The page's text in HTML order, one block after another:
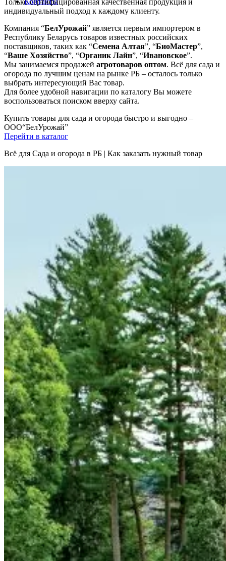
Только сертифицированная качественная продукция и
индивидуальный подход к каждому клиенту.
Компания “БелУрожай” является первым импортером в
Республику Беларусь товаров известных российских
поставщиков, таких как “Семена Алтая”, “БиоМастер”,
“Ваше Хозяйство”, “Органик Лайн”, “Ивановское”.
Мы занимаемся продажей агротоваров оптом. Всё для сада и
огорода по лучшим ценам на рынке РБ – осталось только
выбрать интересующий Вас товар.
Для более удобной навигации по каталогу Вы можете
воспользоваться поиском вверху сайта.
Купить товары для сада и огорода быстро и выгодно –
OOO“БелУрожай”
Перейти в каталог
Всё для Сада и огорода в РБ | Как заказать нужный товар